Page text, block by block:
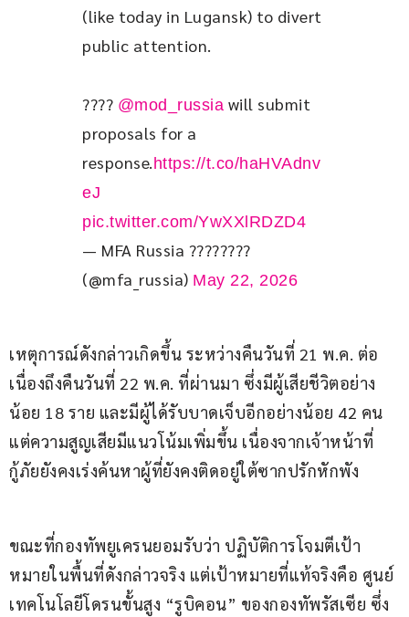
(like today in Lugansk) to divert
public attention.
???? @mod_russia will submit
proposals for a
response. https://t.co/haHVAdnv
eJ
pic.twitter.com/YwXXlRDZD4
— MFA Russia ????????
(@mfa_russia) May 22, 2026
เหตุการณ์ดังกล่าวเกิดขึ้น ระหว่างคืนวันที่ 21 พ.ค. ต่อ
เนื่องถึงคืนวันที่ 22 พ.ค. ที่ผ่านมา ซึ่งมีผู้เสียชีวิตอย่าง
น้อย 18 ราย และมีผู้ได้รับบาดเจ็บอีกอย่างน้อย 42 คน
แต่ความสูญเสียมีแนวโน้มเพิ่มขึ้น เนื่องจากเจ้าหน้าที่
กู้ภัยยังคงเร่งค้นหาผู้ที่ยังคงติดอยู่ใต้ซากปรักหักพัง
ขณะที่กองทัพยูเครนยอมรับว่า ปฏิบัติการโจมตีเป้า
หมายในพื้นที่ดังกล่าวจริง แต่เป้าหมายที่แท้จริงคือ ศูนย์
เทคโนโลยีโดรนขั้นสูง “รูบิคอน” ของกองทัพรัสเซีย ซึ่ง